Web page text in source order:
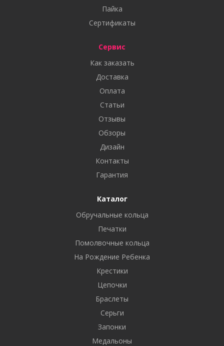
Пайка
Сертификаты
Сервис
Как заказать
Доставка
Оплата
Статьи
Отзывы
Обзоры
Дизайн
Контакты
Гарантия
Каталог
Обручальные кольца
Печатки
Помолвочные кольца
На Рождение Ребенка
Крестики
Цепочки
Браслеты
Серьги
Запонки
Медальоны